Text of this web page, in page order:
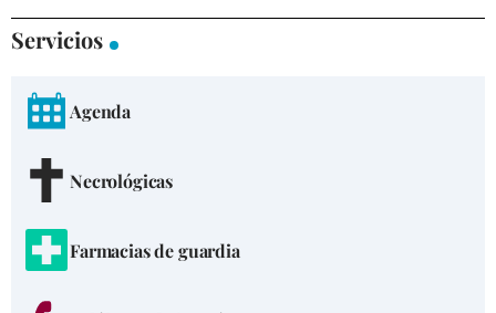
Servicios
Agenda
Necrológicas
Farmacias de guardia